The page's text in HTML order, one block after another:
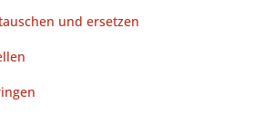
und ersetzen